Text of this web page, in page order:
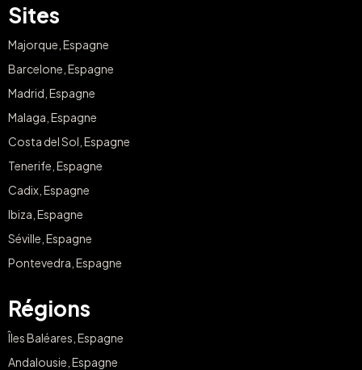
Sites
Majorque, Espagne
Barcelone, Espagne
Madrid, Espagne
Malaga, Espagne
Costa del Sol, Espagne
Tenerife, Espagne
Cadix, Espagne
Ibiza, Espagne
Séville, Espagne
Pontevedra, Espagne
Régions
Îles Baléares, Espagne
Andalousie, Espagne